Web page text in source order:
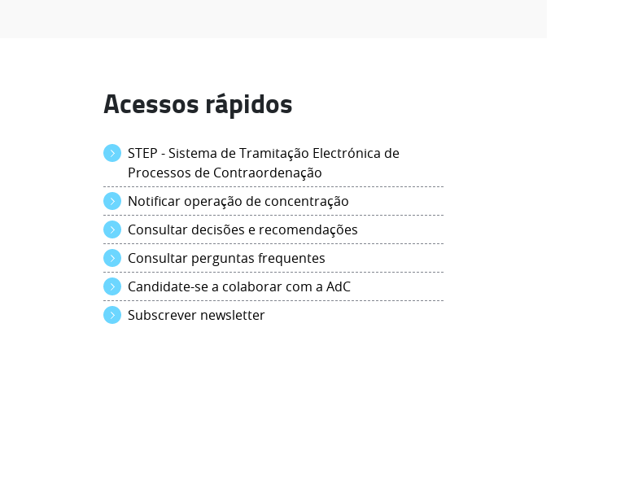
Acessos rápidos
STEP - Sistema de Tramitação Electrónica de
Processos de Contraordenação
Notificar operação de concentração
Consultar decisões e recomendações
Consultar perguntas frequentes
Candidate-se a colaborar com a AdC
Subscrever newsletter